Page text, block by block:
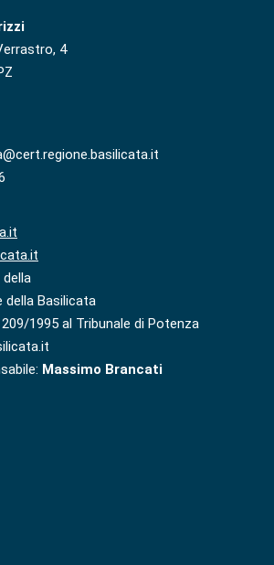
4
della Basilicata
1995 al Tribunale di Potenza
Massimo Brancati